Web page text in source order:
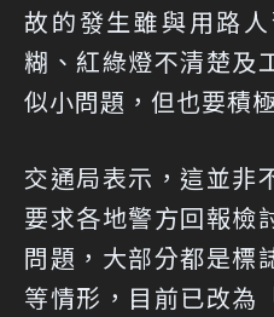
故的發生雖與用路
糊、紅綠燈不清楚及
似小問題，但也要積
交通局表示，這並非
要求各地警方回報檢
問題，大部分都是標
等情形，目前已改為